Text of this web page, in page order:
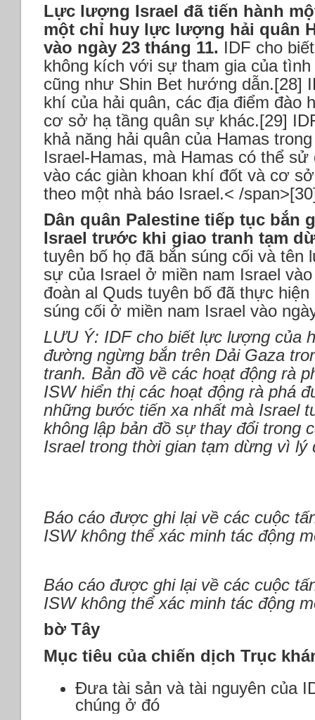
Lực lượng Israel đã tiến hành
một chỉ huy lực lượng hải quân
vào ngày 23 tháng 11. IDF cho
không kích với sự tham gia của
cũng như Shin Bet hướng dẫn.[28]
khí của hải quân, các địa điểm đào
cơ sở hạ tầng quân sự khác.[29]
khả năng hải quân của Hamas
Israel-Hamas, mà Hamas có thể
vào các giàn khoan khí đốt và cơ
theo một nhà báo Israel.< /
Dân quân Palestine tiếp tục bắn
Israel trước khi giao tranh tạm
tuyên bố họ đã bắn súng cối và tên
sự của Israel ở miền nam Israel
đoàn al Quds tuyên bố đã thực
súng cối ở miền nam Israel vào
LƯU Ý: IDF cho biết lực lượng của
đường ngừng bắn trên Dải Gaza
tranh. Bản đồ về các hoạt động rà
ISW hiển thị các hoạt động rà phá
những bước tiến xa nhất mà Israel
không lập bản đồ sự thay đổi trong
Israel trong thời gian tạm dừng vì lý
Báo cáo được ghi lại về các cuộc
ISW không thể xác minh tác động
Báo cáo được ghi lại về các cuộc
ISW không thể xác minh tác động
bờ Tây
Mục tiêu của chiến dịch Trục
Đưa tài sản và tài nguyên của
chúng ở đó